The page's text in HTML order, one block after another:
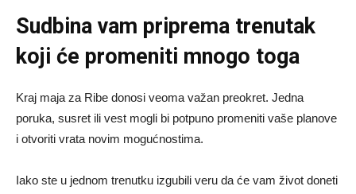
Sudbina vam priprema trenutak
koji će promeniti mnogo toga
Kraj maja za Ribe donosi veoma važan preokret. Jedna
poruka, susret ili vest mogli bi potpuno promeniti vaše planove
i otvoriti vrata novim mogućnostima.
Iako ste u jednom trenutku izgubili veru da će vam život doneti